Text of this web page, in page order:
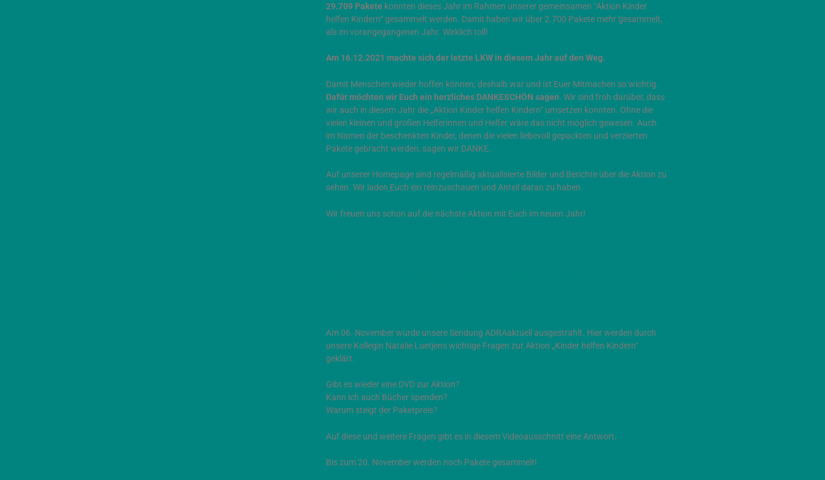
29.709 Pakete konnten dieses Jahr im Rahmen unserer gemeinsamen “Aktion Kinder
helfen Kindern“ gesammelt werden. Damit haben wir über 2.700 Pakete mehr gesammelt,
als im vorangegangenen Jahr. Wirklich toll!
Am 16.12.2021 machte sich der letzte LKW in diesem Jahr auf den Weg.
Damit Menschen wieder hoffen können, deshalb war und ist Euer Mitmachen so wichtig.
Dafür möchten wir Euch ein herzliches DANKESCHÖN sagen. Wir sind froh darüber, dass
wir auch in diesem Jahr die „Aktion Kinder helfen Kindern“ umsetzen konnten. Ohne die
vielen kleinen und großen Helferinnen und Helfer wäre das nicht möglich gewesen. Auch
im Namen der beschenkten Kinder, denen die vielen liebevoll gepackten und verzierten
Pakete gebracht werden, sagen wir DANKE.
Auf unserer Homepage sind regelmäßig aktualisierte Bilder und Berichte über die Aktion zu
sehen. Wir laden Euch ein reinzuschauen und Anteil daran zu haben.
Wir freuen uns schon auf die nächste Aktion mit Euch im neuen Jahr!
Am 06. November wurde unsere Sendung ADRAaktuell ausgestrahlt. Hier werden durch
unsere Kollegin Natalie Luetjens wichtige Fragen zur Aktion „Kinder helfen Kindern“
geklärt.
Gibt es wieder eine DVD zur Aktion?
Kann ich auch Bücher spenden?
Warum steigt der Paketpreis?
Auf diese und weitere Fragen gibt es in diesem Videoausschnitt eine Antwort.
Bis zum 20. November werden noch Pakete gesammelt!